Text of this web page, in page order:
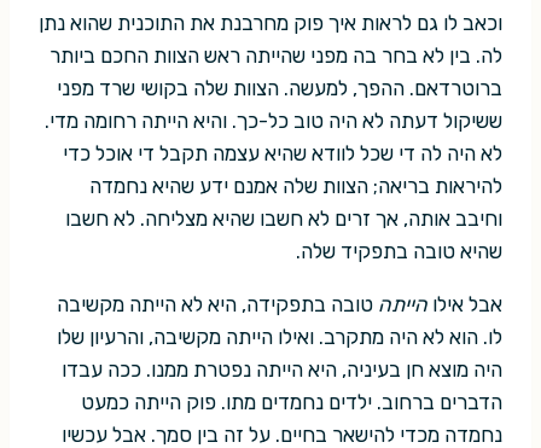
וכאב לו גם לראות איך פוק מחרבנת את התוכנית שהוא נתן
לה. בין לא בחר בה מפני שהייתה ראש הצוות החכם ביותר
ברוטרדאם. ההפך, למעשה. הצוות שלה בקושי שרד מפני
ששיקול דעתה לא היה טוב כל-כך. והיא הייתה רחומה מדי.
לא היה לה די שכל לוודא שהיא עצמה תקבל די אוכל כדי
להיראות בריאה; הצוות שלה אמנם ידע שהיא נחמדה
וחיבב אותה, אך זרים לא חשבו שהיא מצליחה. לא חשבו
שהיא טובה בתפקיד שלה.
אבל אילו הייתה טובה בתפקידה, היא לא הייתה מקשיבה
לו. הוא לא היה מתקרב. ואילו הייתה מקשיבה, והרעיון שלו
היה מוצא חן בעיניה, היא הייתה נפטרת ממנו. ככה עבדו
הדברים ברחוב. ילדים נחמדים מתו. פוק הייתה כמעט
נחמדה מכדי להישאר בחיים. על זה בין סמך. אבל עכשיו